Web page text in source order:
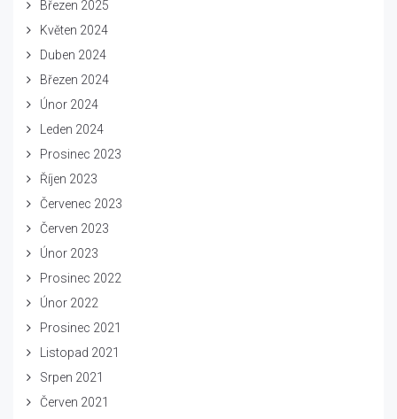
Březen 2025
Květen 2024
Duben 2024
Březen 2024
Únor 2024
Leden 2024
Prosinec 2023
Říjen 2023
Červenec 2023
Červen 2023
Únor 2023
Prosinec 2022
Únor 2022
Prosinec 2021
Listopad 2021
Srpen 2021
Červen 2021